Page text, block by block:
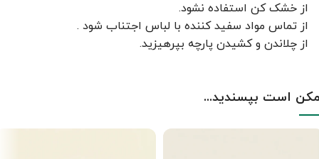
از خشک کن استفاده نشود.
از تماس مواد سفید کننده با لباس اجتناب شود .
از چلاندن و کشيدن پارچه بپرهيزيد.
است بپسندید...